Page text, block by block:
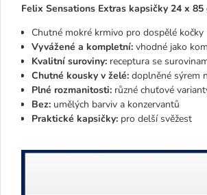
Felix Sensations Extras kapsičky 24 x 85
Chutné mokré krmivo pro dospělé kočky
Vyvážené a kompletní: vhodné jako
Kvalitní suroviny: receptura se
Chutné kousky v želé: doplněné sýrem
Plné rozmanitosti: různé chuťové
Bez: umělých barviv a konzervantů
Praktické kapsičky: pro delší svěžest